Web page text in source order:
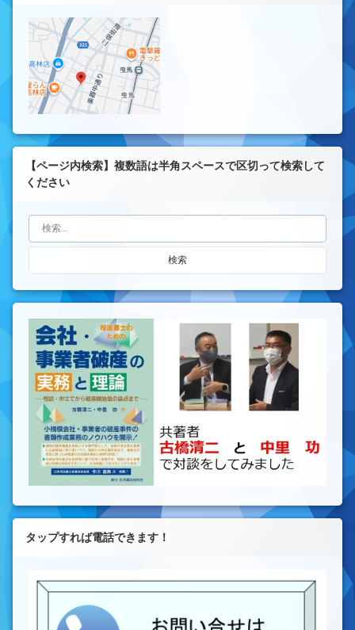
【ページ内検索】複数語は半角スペースで区切って検索して
ください
検索:
タップすれば電話できます！